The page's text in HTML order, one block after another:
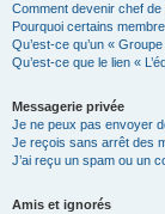
Comment devenir chef de
Pourquoi certains
Qu’est-ce qu’un «
Qu’est-ce que le lien «
Messagerie privée
Je ne peux pas envoyer
Je reçois sans arrêt des
J’ai reçu un spam ou un
Amis et ignorés